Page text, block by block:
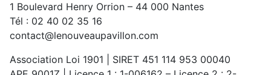
1 Boulevard Henry Orrion – 44 000 Nantes
Tél : 02 40 02 35 16
contact@lenouveaupavillon.com
Association Loi 1901 | SIRET 451 114 953 00040